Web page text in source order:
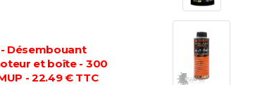
Désembouant
et boîte - 300
- 22.49 € TTC